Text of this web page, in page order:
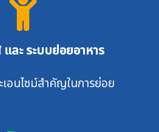
ละ ระบบย่อยอาหาร
อนไซม์สำคัญในการย่อย